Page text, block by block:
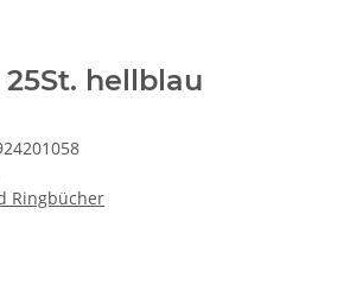
hellblau
Ringbücher